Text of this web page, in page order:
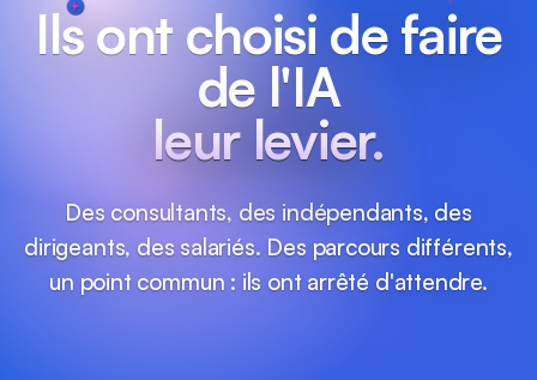
Ils ont choisi de faire
de l'IA
leur levier.
Des consultants, des indépendants, des
dirigeants, des salariés. Des parcours différents,
un point commun : ils ont arrêté d'attendre.